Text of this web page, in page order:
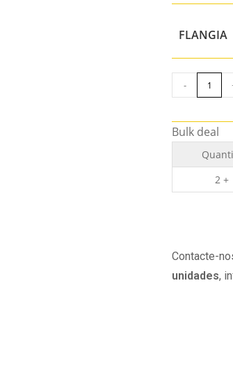
FLANGIA
-
Bulk deal
2 +
Contacte-
unidades,